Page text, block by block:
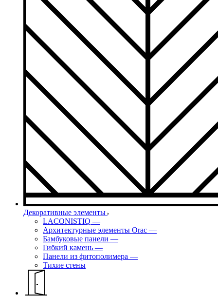
Декоративные элементы
LACONISTIQ —
Архитектурные элементы Orac —
Бамбуковые панели —
Гибкий камень —
Панели из фитополимера —
Тихие стены